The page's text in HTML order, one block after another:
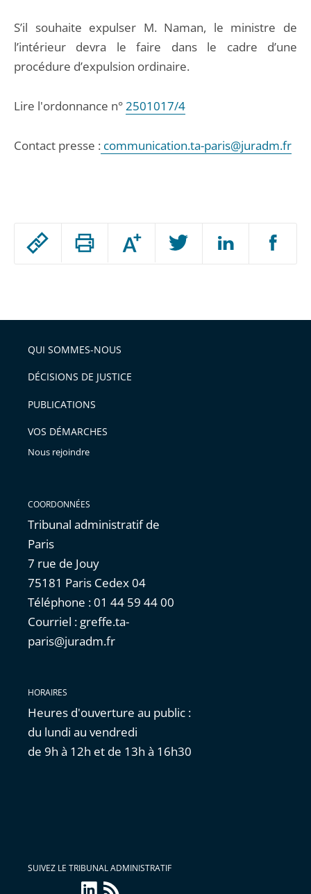
Passer
arriver
après
Augmenter
ou
l'article
pour
avant
S’il souhaite expulser M. Naman, le ministre de
l’intérieur devra le faire dans le cadre d’une
procédure d’expulsion ordinaire.
Lire l'ordonnance n°2501017/4
Contact presse : communication.ta-paris@juradm.fr
QUI SOMMES-NOUS
DÉCISIONS DE JUSTICE
PUBLICATIONS
VOS DÉMARCHES
Nous rejoindre
COORDONNÉES
Tribunal administratif de
Paris
7 rue de Jouy
75181 Paris Cedex 04
Téléphone : 01 44 59 44 00
Courriel : greffe.ta-
paris@juradm.fr
HORAIRES
Heures d'ouverture au public :
du lundi au vendredi
de 9h à 12h et de 13h à 16h30
SUIVEZ LE TRIBUNAL ADMINISTRATIF
linkedin
Flux